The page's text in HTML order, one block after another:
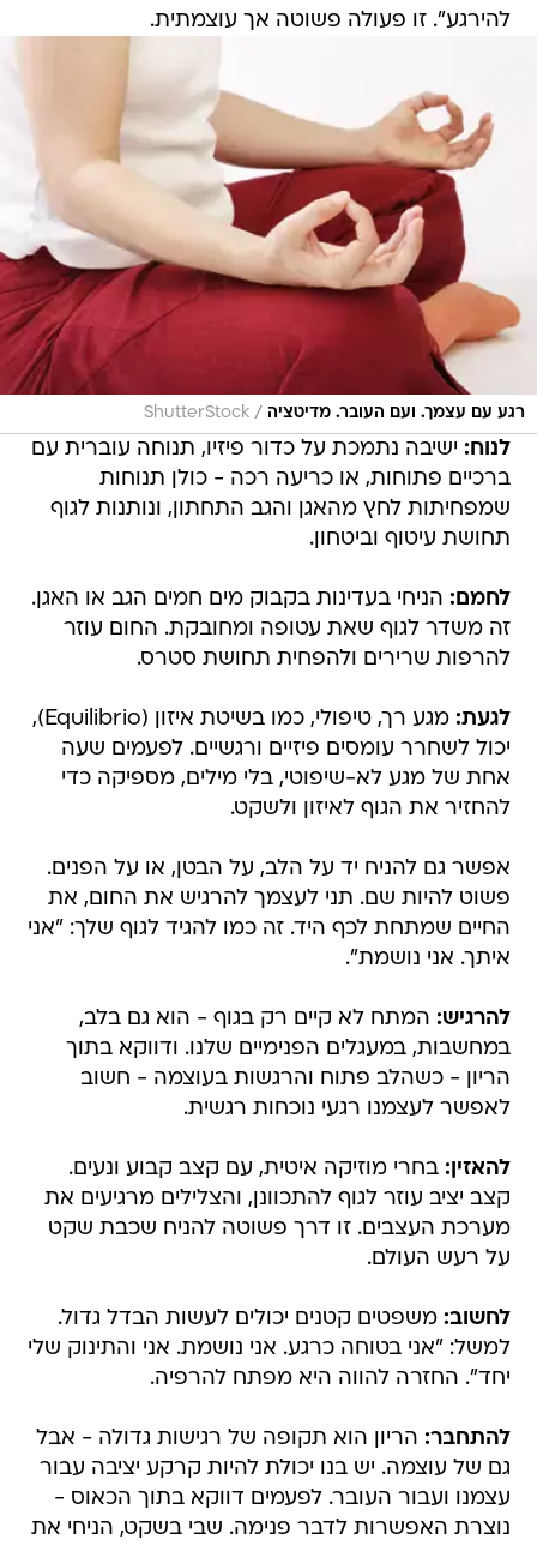
להירגע". זו פעולה פשוטה אך עוצמתית.
רגע עם עצמך. ועם העובר. מדיטציה /
ShutterStock
לנוח: ישיבה נתמכת על כדור פיזיו, תנוחה עוברית עם
ברכיים פתוחות, או כריעה רכה - כולן תנוחות
שמפחיתות לחץ מהאגן והגב התחתון, ונותנות לגוף
תחושת עיטוף וביטחון.
לחמם: הניחי בעדינות בקבוק מים חמים הגב או האגן.
זה משדר לגוף שאת עטופה ומחובקת. החום עוזר
להרפות שרירים ולהפחית תחושת סטרס.
לגעת:
מגע רך, טיפולי, כמו בשיטת איזון (Equilibrio),
יכול לשחרר עומסים פיזיים ורגשיים. לפעמים שעה
אחת של מגע לא-שיפוטי, בלי מילים, מספיקה כדי
להחזיר את הגוף לאיזון ולשקט.
אפשר גם להניח יד על הלב, על הבטן, או על הפנים.
פשוט להיות שם. תני לעצמך להרגיש את החום, את
החיים שמתחת לכף היד. זה כמו להגיד לגוף שלך: "אני
איתך. אני נושמת".
להרגיש: המתח לא קיים רק בגוף - הוא גם בלב,
במחשבות, במעגלים הפנימיים שלנו. ודווקא בתוך
הריון - כשהלב פתוח והרגשות בעוצמה - חשוב
לאפשר לעצמנו רגעי נוכחות רגשית.
להאזין: בחרי מוזיקה איטית, עם קצב קבוע ונעים.
קצב יציב עוזר לגוף להתכוונן, והצלילים מרגיעים את
מערכת העצבים. זו דרך פשוטה להניח שכבת שקט
על רעש העולם.
לחשוב: משפטים קטנים יכולים לעשות הבדל גדול.
למשל: "אני בטוחה כרגע. אני נושמת. אני והתינוק שלי
יחד". החזרה להווה היא מפתח להרפיה.
להתחבר: הריון הוא תקופה של רגישות גדולה - אבל
גם של עוצמה. יש בנו יכולת להיות קרקע יציבה עבור
עצמנו ועבור העובר. לפעמים דווקא בתוך הכאוס -
נוצרת האפשרות לדבר פנימה. שבי בשקט, הניחי את